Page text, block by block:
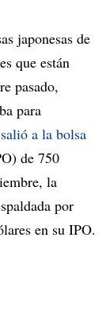
japonesas de
que están
pasado,
para
salió a la bolsa
de 750
la
por
en su IPO.